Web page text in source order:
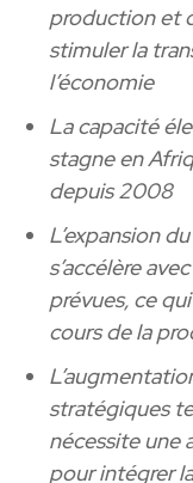
production et
stimuler la
l’économie
La capacité
stagne en
depuis 2008
L’expansion
s’accélère
prévues, ce
cours de la
stratégiques
nécessite une
pour intégrer